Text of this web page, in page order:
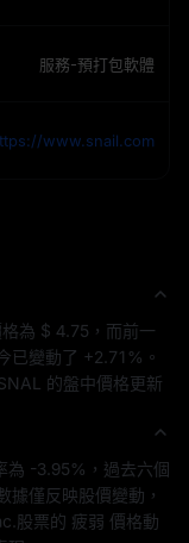
服務-預打包軟體
www.snail.com
為 $ 4.75 ，而前一
已變動了 +2.71% 。
的盤中價格更新
為 -3.95% ，過去六個
據僅反映股價變動，
股票的 疲弱 價格動